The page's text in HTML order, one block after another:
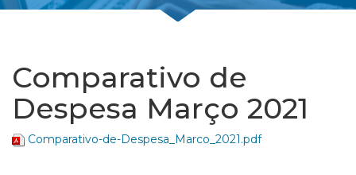
Comparativo de
Despesa Março 2021
Comparativo-de-Despesa_Marco_2021.pdf